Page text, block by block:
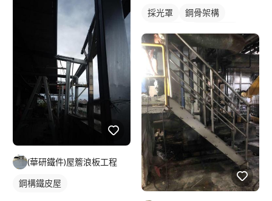
(華研鐵件)屋簷浪板工程
鋼構鐵皮屋
採光罩
鋼骨架構